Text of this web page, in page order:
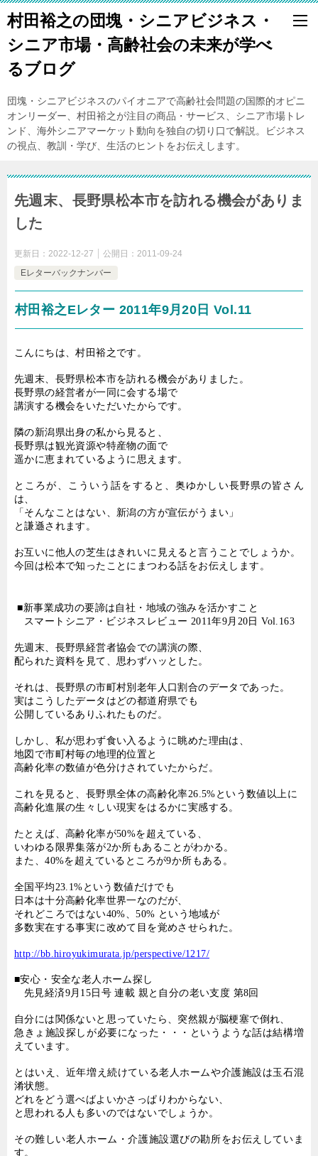
村田裕之の団塊・シニアビジネス・
シニア市場・高齢社会の未来が学べ
るブログ
団塊・シニアビジネスのパイオニアで高齢社会問題の国際的オピニ
オンリーダー、村田裕之が注目の商品・サービス、シニア市場トレ
ンド、海外シニアマーケット動向を独自の切り口で解説。ビジネス
の視点、教訓・学び、生活のヒントをお伝えします。
先週末、長野県松本市を訪れる機会がありま
した
更新日： 2022-12-27 公開日： 2011-09-24
Eレターバックナンバー
村田裕之Eレター 2011年9月20日 Vol.11
こんにちは、村田裕之です。
先週末、長野県松本市を訪れる機会がありました。
長野県の経営者が一同に会する場で
講演する機会をいただいたからです。
隣の新潟県出身の私から見ると、
長野県は観光資源や特産物の面で
遥かに恵まれているように思えます。
ところが、こういう話をすると、奥ゆかしい長野県の皆さん
は、
「そんなことはない、新潟の方が宣伝がうまい」
と謙遜されます。
お互いに他人の芝生はきれいに見えると言うことでしょうか。
今回は松本で知ったことにまつわる話をお伝えします。
■新事業成功の要諦は自社・地域の強みを活かすこと
スマートシニア・ビジネスレビュー 2011年9月 20 日Vol.163
先週末、長野県経営者協会での講演の際、
配られた資料を見て、思わずハッとした。
それは、長野県の市町村別老年人口割合のデータであった。
実はこうしたデータはどの都道府県でも
公開しているありふれたものだ。
しかし、私が思わず食い入るように眺めた理由は、
地図で市町村毎の地理的位置と
高齢化率の数値が色分けされていたからだ。
これを見ると、長野県全体の高齢化率26.5% という数値以上に
高齢化進展の生々しい現実をはるかに実感する。
たとえば、高齢化率が50%を超えている、
いわゆる限界集落が2か所もあることがわかる。
また、40%を超えているところが9か所もある。
全国平均23.1% という数値だけでも
日本は十分高齢化率世界一なのだが、
それどころではない40%、50% という地域が
多数実在する事実に改めて目を覚めさせられた。
http://bb.hiroyukimurata.jp/perspective/1217/
■安心・安全な老人ホーム探し
先見経済9月 15 日号 連載 親と自分の老い支度 第8回
自分には関係ないと思っていたら、突然親が脳梗塞で倒れ、
急きょ施設探しが必要になった・・・というような話は結構増
えています。
とはいえ、近年増え続けている老人ホームや介護施設は玉石混
淆状態。
どれをどう選べばよいかさっぱりわからない、
と思われる人も多いのではないでしょうか。
その難しい老人ホーム・介護施設選びの勘所をお伝えしていま
す。